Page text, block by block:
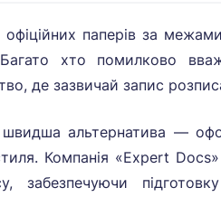
паперів за
Багато хто помилково
де зазвичай запис
швидша альтернатива —
Компанія «Expert
забезпечуючи